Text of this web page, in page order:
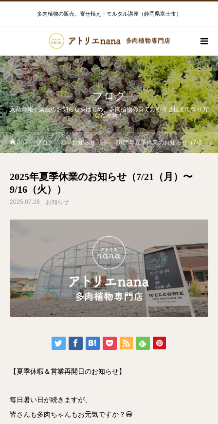
多肉植物の販売、寄せ植え・モルタル講座（静岡県富士市）
ブログ
入荷情報や講座のお知らせをはじめ、多肉植物の育て方や寄せ植えの作り方
など更新！
ブログ お知らせ 2025年夏季休業のお知らせ（7/21（月）〜9/16（火））
2025年夏季休業のお知らせ（7/21（月）〜
9/16（火））
2025.07.28 お知らせ
【夏季休暇＆営業再開日のお知らせ】
毎日暑い日が続きますが、
皆さんも多肉ちゃんもお元気ですか？😃